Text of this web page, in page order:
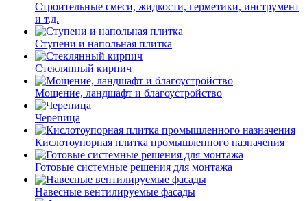
Строительные смеси, жидкости, герметики, инструмент
и т.д.
Ступени и напольная плитка
Cтеклянный кирпич
Мощение, ландшафт и благоустройство
Черепица
Кислотоупорная плитка промышленного назначения
Готовые системные решения для монтажа
Навесные вентилируемые фасады